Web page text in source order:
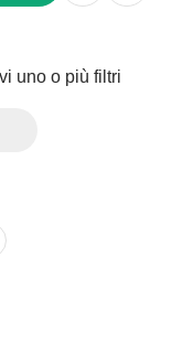
uno o più filtri